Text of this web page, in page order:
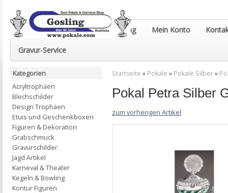
Euro-Pokale & Gravur-Shop Gosling Mein Konto
Gravur-Service
Startseite » Pokale » Pokale Silber»
Pokal Petra Silber
zum vorherigen Artikel
Kategorien
Acryltrophäen
Blechschilder
Design Trophäen
Etuis und Geschenkboxen
Figuren & Dekoration
Grabschmuck
Gravurschilder
Jagd Artikel
Karneval & Theater
Kegeln & Bowling
Kontur Figuren